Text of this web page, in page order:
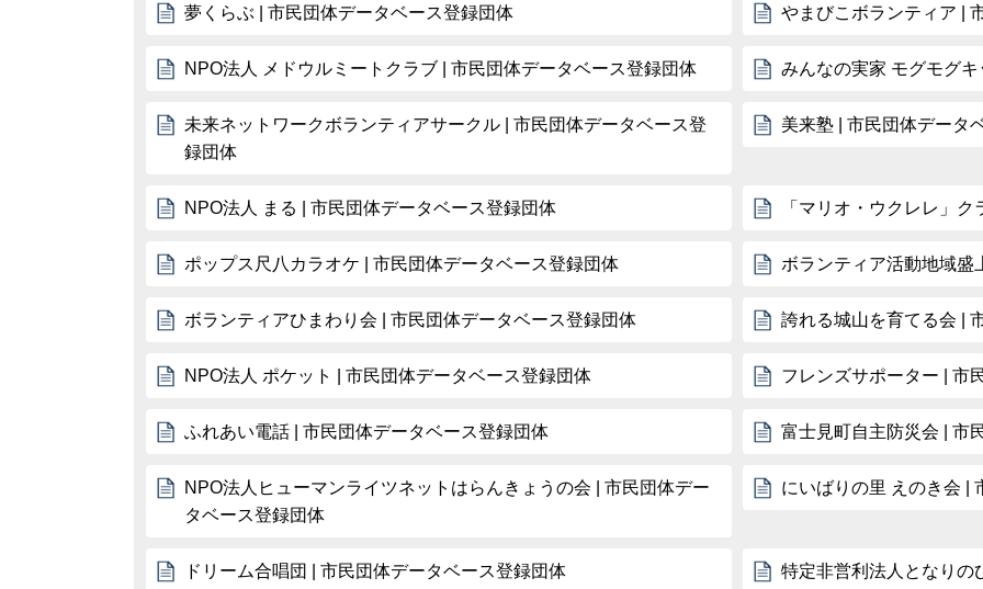
夢くらぶ | 市民団体データベース登録団体 やまびこボランティア |
NPO法人 メドウルミートクラブ | 市民団体データベース登録団体 みんなの実家 モグモグ
未来ネットワークボランティアサークル | 市民団体データベース登
録団体
美来塾 | 市民団体データ
NPO法人 まる | 市民団体データベース登録団体 「マリオ・ウクレレ」
ポップス尺八カラオケ | 市民団体データベース登録団体 ボランティア活動地域盛
ボランティアひまわり会 | 市民団体データベース登録団体 誇れる城山を育てる会 |
NPO法人 ポケット | 市民団体データベース登録団体 フレンズサポーター | 市
ふれあい電話 | 市民団体データベース登録団体 富士見町自主防災会 | 市
NPO法人ヒューマンライツネットはらんきょうの会 | 市民団体デー
タベース登録団体
にいばりの里 えのき会 |
ドリーム合唱団 | 市民団体データベース登録団体 特定非営利法人となりの